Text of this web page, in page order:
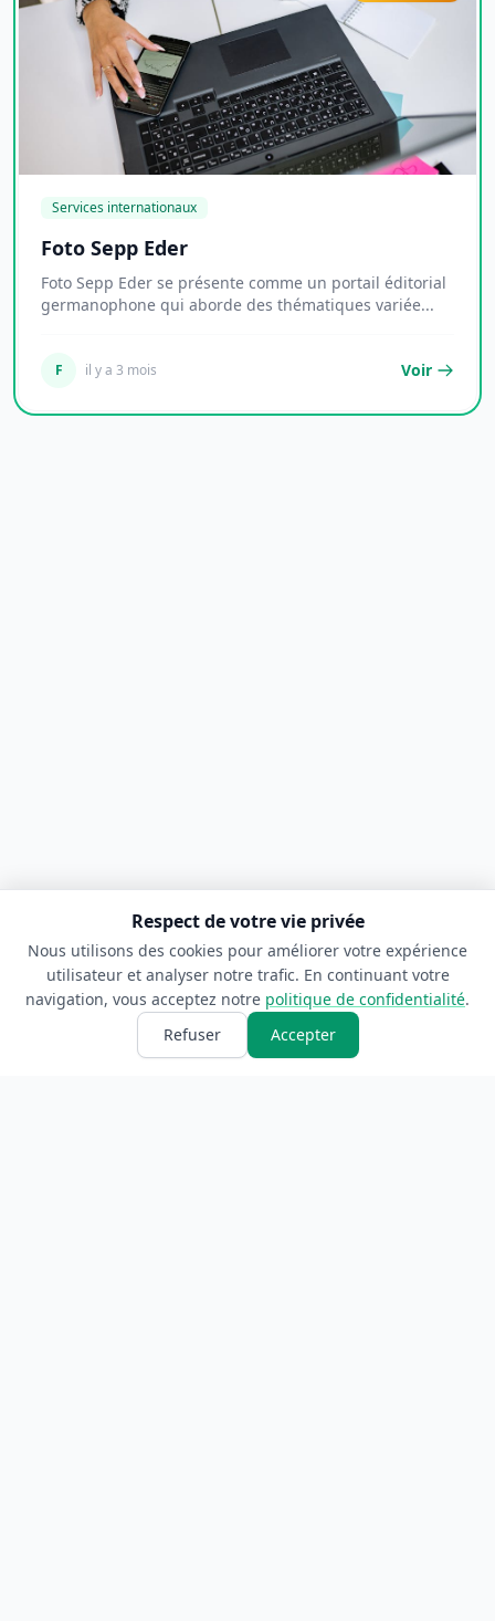
Services internationaux
Foto Sepp Eder
Foto Sepp Eder se présente comme un portail éditorial
germanophone qui aborde des thématiques variée...
F il y a 3 mois Voir
Respect de votre vie privée
Nous utilisons des cookies pour améliorer votre expérience
utilisateur et analyser notre trafic. En continuant votre
navigation, vous acceptez notre politique de confidentialité.
Refuser
Accepter